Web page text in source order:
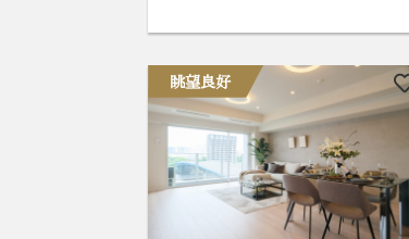
眺望良好